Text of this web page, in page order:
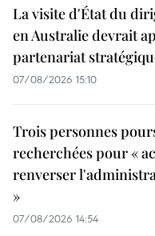
La visite d'État du
en Australie devrait
partenariat
07/08/2026 15:10
Trois personnes
recherchées pour «
renverser
»
07/08/2026 14:54